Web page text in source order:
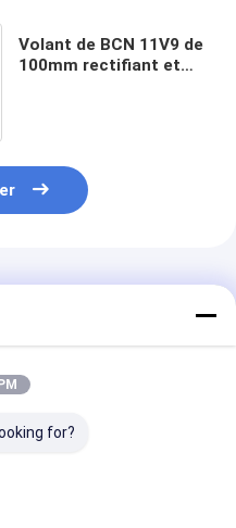
Volant de BCN 11V9 de
100mm rectifiant et
for?